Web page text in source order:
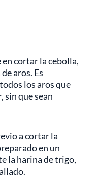
cortar la cebolla,
aros. Es
los aros que
sin que sean
a cortar la
en un
la harina de trigo,